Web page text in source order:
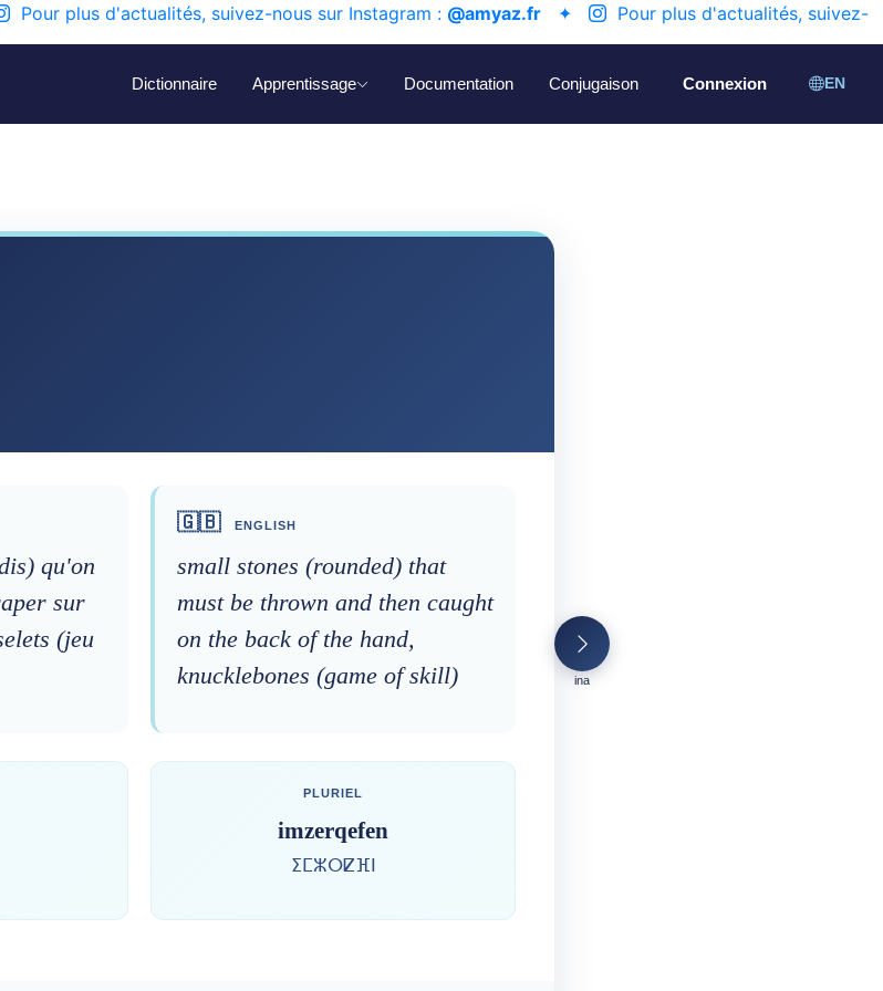
Pour plus d'actualités, suivez-nous sur Instagram : @amyaz.fr ✦
Pour plus d'actualités, suivez-
Dictionnaire Apprentissage Documentation Conjugaison Connexion EN
qu'on
sur
(jeu
🇬🇧 ENGLISH
small stones (rounded) that
must be thrown and then caught
on the back of the hand,
knucklebones (game of skill)
PLURIEL
imzerqefen
ⵉⵎⵣⵔⵇⴼⵏ
ina